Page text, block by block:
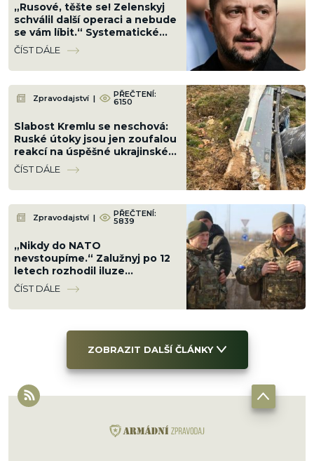
„Rusové, těšte se! Zelenskyj
schválil další operaci a nebude
se vám líbit.“ Systematické
ničení zla pokračuje
ČÍST DÁLE
Zpravodajství | PŘEČTENÍ:
6150
Slabost Kremlu se neschová:
Ruské útoky jsou jen zoufalou
reakcí na úspěšné ukrajinské
údery v zázemí
ČÍST DÁLE
Zpravodajství | PŘEČTENÍ:
5839
„Nikdy do NATO
nevstoupíme.“ Zalužnyj po 12
letech rozhodil iluze
Ukrajinců a navrhl jinou cestu,
ale ani ta se Rusům nelíbí
ČÍST DÁLE
ZOBRAZIT DALŠÍ ČLÁNKY